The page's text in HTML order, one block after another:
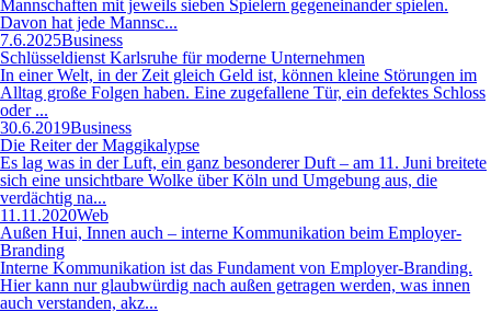
Mannschaften mit jeweils sieben Spielern gegeneinander spielen.
Davon hat jede Mannsc...
7.6.2025Business
Schlüsseldienst Karlsruhe für moderne Unternehmen
In einer Welt, in der Zeit gleich Geld ist, können kleine Störungen im
Alltag große Folgen haben. Eine zugefallene Tür, ein defektes Schloss
oder ...
30.6.2019Business
Die Reiter der Maggikalypse
Es lag was in der Luft, ein ganz besonderer Duft – am 11. Juni breitete
sich eine unsichtbare Wolke über Köln und Umgebung aus, die
verdächtig na...
11.11.2020Web
Außen Hui, Innen auch – interne Kommunikation beim Employer-
Branding
Interne Kommunikation ist das Fundament von Employer-Branding.
Hier kann nur glaubwürdig nach außen getragen werden, was innen
auch verstanden, akz...